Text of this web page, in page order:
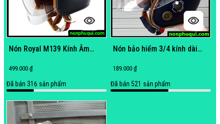
Nón Royal M139 Kính Âm
499.000 ₫
Đã bán 316 sản phẩm
Nón bảo hiểm 3/4 kính dài
Phú Quí
189.000 ₫
Đã bán521 sản phẩm